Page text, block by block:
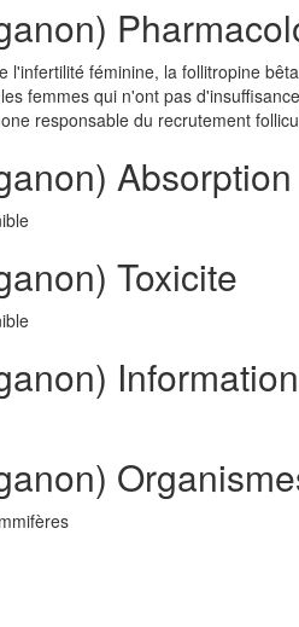
l'infertilité féminine, la follitropine
femmes qui n'ont pas
responsable du recrutement
Absorption
Toxicite